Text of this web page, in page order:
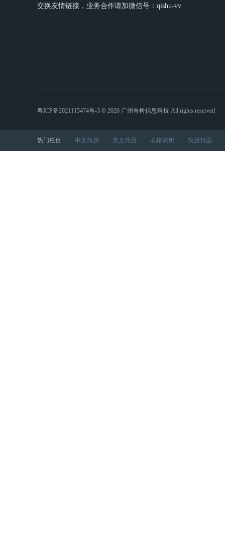
交换友情链接，业务合作请加微信号：qishu-vv
粤ICP备2021115474号-3 © 2026 广州奇树信息科技 All rights reserved
热门栏目 中文简历 英文简历 表格简历 简历封面